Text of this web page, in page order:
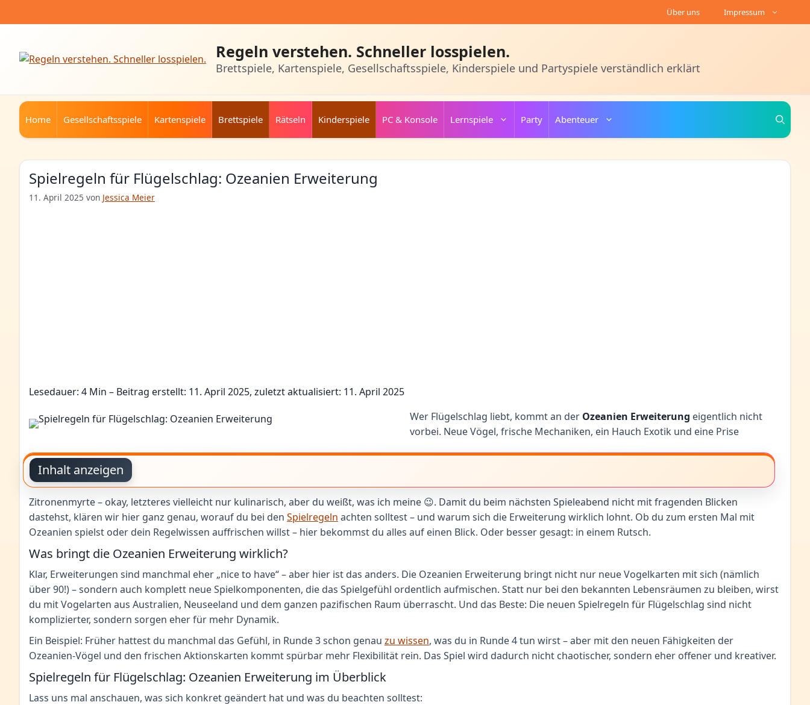
Inhalt
Über uns Impressum
Regeln verstehen. Schneller losspielen.
Brettspiele, Kartenspiele, Gesellschaftsspiele, Kinderspiele und Partyspiele verständlich erklärt
Home Gesellschaftsspiele Kartenspiele Brettspiele Rätseln Kinderspiele PC & Konsole Lernspiele Party Abenteuer
Spielregeln für Flügelschlag: Ozeanien Erweiterung
11. April 2025 von Jessica Meier
Lesedauer: 4 Min – Beitrag erstellt: 11. April 2025, zuletzt aktualisiert: 11. April 2025
Inhalt anzeigen
Wer Flügelschlag liebt, kommt an der Ozeanien Erweiterung eigentlich nicht
vorbei. Neue Vögel, frische Mechaniken, ein Hauch Exotik und eine Prise
Zitronenmyrte – okay, letzteres vielleicht nur kulinarisch, aber du weißt, was ich meine 😉. Damit du beim nächsten Spieleabend nicht mit fragenden Blicken
dastehst, klären wir hier ganz genau, worauf du bei den Spielregeln achten solltest – und warum sich die Erweiterung wirklich lohnt. Ob du zum ersten Mal mit
Ozeanien spielst oder dein Regelwissen auffrischen willst – hier bekommst du alles auf einen Blick. Oder besser gesagt: in einem Rutsch.
Was bringt die Ozeanien Erweiterung wirklich?
Klar, Erweiterungen sind manchmal eher „nice to have“ – aber hier ist das anders. Die Ozeanien Erweiterung bringt nicht nur neue Vogelkarten mit sich (nämlich
über 90!) – sondern auch komplett neue Spielkomponenten, die das Spielgefühl ordentlich aufmischen. Statt nur bei den bekannten Lebensräumen zu bleiben, wirst
du mit Vogelarten aus Australien, Neuseeland und dem ganzen pazifischen Raum überrascht. Und das Beste: Die neuen Spielregeln für Flügelschlag sind nicht
komplizierter, sondern sorgen eher für mehr Dynamik.
Ein Beispiel: Früher hattest du manchmal das Gefühl, in Runde 3 schon genau zu wissen, was du in Runde 4 tun wirst – aber mit den neuen Fähigkeiten der
Ozeanien-Vögel und den frischen Aktionskarten kommt spürbar mehr Flexibilität rein. Das Spiel wird dadurch nicht chaotischer, sondern eher offener und kreativer.
Spielregeln für Flügelschlag: Ozeanien Erweiterung im Überblick
Lass uns mal anschauen, was sich konkret geändert hat und was du beachten solltest: